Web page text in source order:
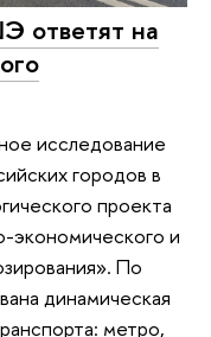
ответят на
исследование
городов в
проекта
экономического и
По
динамическая
метро,